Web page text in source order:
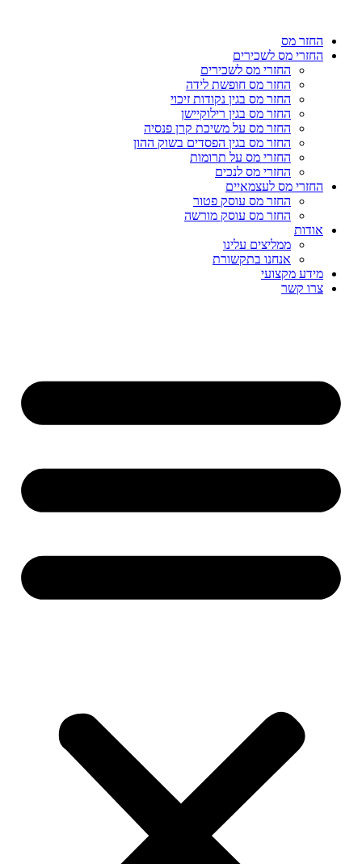
החזר מס
החזרי מס לשכירים
החזרי מס לשכירים
החזר מס חופשת לידה
החזר מס בגין נקודות זיכוי
החזר מס בגין רילוקיישן
החזר מס על משיכת קרן פנסיה
החזר מס בגין הפסדים בשוק ההון
החזרי מס על תרומות
החזרי מס לנכים
החזרי מס לעצמאיים
החזר מס עוסק פטור
החזר מס עוסק מורשה
אודות
ממליצים עלינו
אנחנו בתקשורת
מידע מקצועי
צרו קשר